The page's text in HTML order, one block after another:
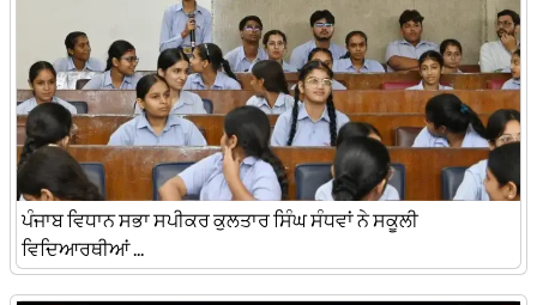
ਪੰਜਾਬ ਵਿਧਾਨ ਸਭਾ ਸਪੀਕਰ ਕੁਲਤਾਰ ਸਿੰਘ ਸੰਧਵਾਂ ਨੇ ਸਕੂਲੀ
ਵਿਦਿਆਰਥੀਆਂ ...